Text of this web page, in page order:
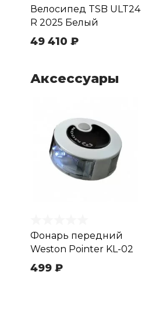
Велосипед TSB ULT24
R 2025 Белый
49 410 ₽
Аксессуары
Фонарь передний
Weston Pointer KL-02
499 ₽